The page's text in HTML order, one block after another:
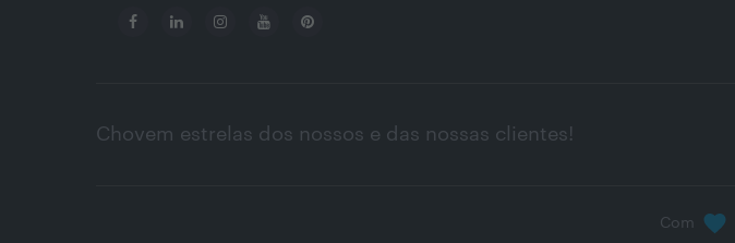
Chovem estrelas dos nossos e das nossas clientes!
Com